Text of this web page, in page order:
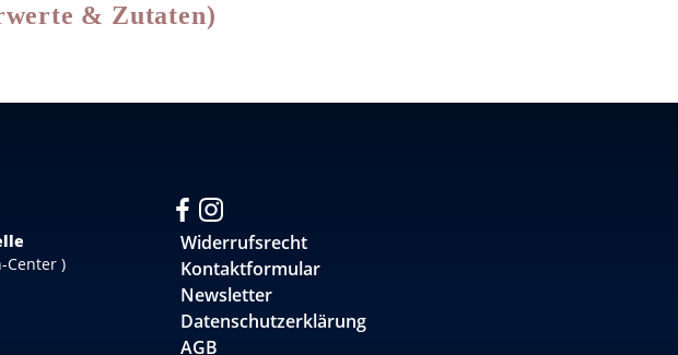
& Zutaten)
Center )
Widerrufsrecht
Kontaktformular
Newsletter
Datenschutzerklärung
AGB